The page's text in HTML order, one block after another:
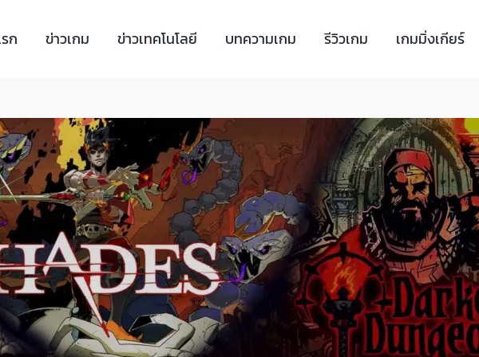
ก ข่าวเกม ข่าวเทคโนโลยี บทความเกม รีวิวเกม เกมมิ่งเกียร์